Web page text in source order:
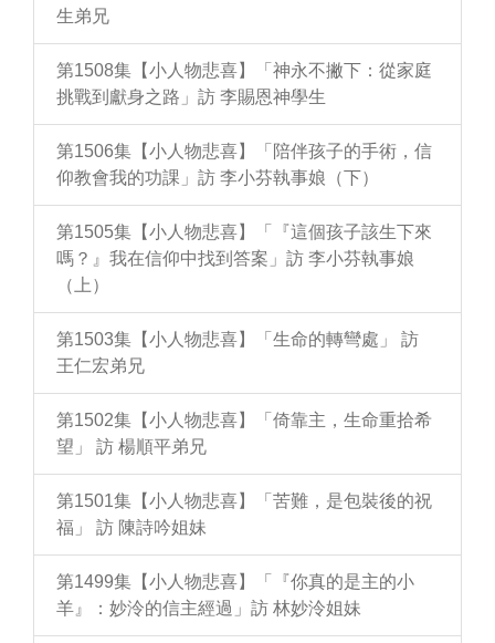
生弟兄
第1508集【小人物悲喜】「神永不撇下：從家庭
挑戰到獻身之路」訪 李賜恩神學生
第1506集【小人物悲喜】「陪伴孩子的手術，信
仰教會我的功課」訪 李小芬執事娘（下）
第1505集【小人物悲喜】「『這個孩子該生下來
嗎？』我在信仰中找到答案」訪 李小芬執事娘
（上）
第1503集【小人物悲喜】「生命的轉彎處」 訪
王仁宏弟兄
第1502集【小人物悲喜】「倚靠主，生命重拾希
望」 訪 楊順平弟兄
第1501集【小人物悲喜】「苦難，是包裝後的祝
福」 訪 陳詩吟姐妹
第1499集【小人物悲喜】「『你真的是主的小
羊』：妙泠的信主經過」訪 林妙泠姐妹